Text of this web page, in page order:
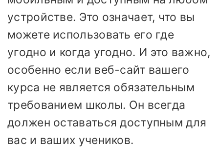
устройстве. Это означает, что вы
можете использовать его где
угодно и когда угодно. И это важно,
особенно если веб-сайт вашего
курса не является обязательным
требованием школы. Он всегда
должен оставаться доступным для
вас и ваших учеников.